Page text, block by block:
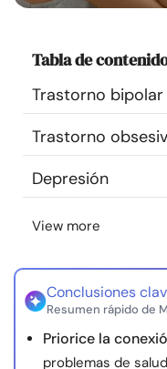
Comunidad
Encuentra un
Idioma
© Copyright 2026.
Tabla de
Trastorno bipolar
Trastorno
Depresión
View more
Conclusiones
Resumen rápido de
Priorice la
problemas de